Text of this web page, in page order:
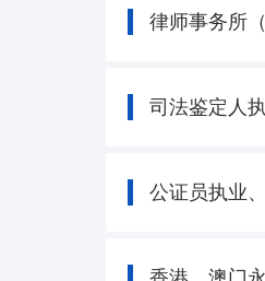
律师事务所
司法鉴定人
公证员执业